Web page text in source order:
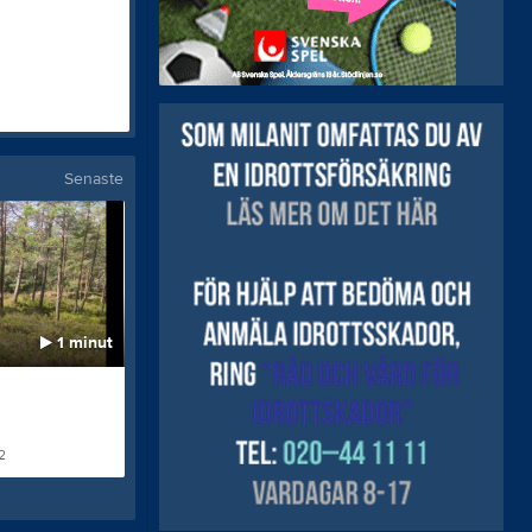
Senaste
1 minut 1 minut
Röbergshagen
114
Rågrecken